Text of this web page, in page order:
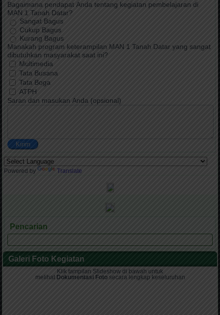
Bagaimana pendapat Anda tentang kegiatan pembelajaran di
MAN 1 Tanah Datar?
Sangat Bagus
Cukup Bagus
Kurang Bagus
Manakah program keterampilan MAN 1 Tanah Datar yang sangat
dibutuhkan masyarakat saat ini?
Multimedia
Tata Busana
Tata Boga
ATPH
Saran dan masukan Anda (opsional)
Kirim
Powered by Translate
Pencarian
Galeri Foto Kegiatan
Klik tampilan Slideshow di bawah untuk
melihat Dokumentasi Foto secara lengkap keseluruhan